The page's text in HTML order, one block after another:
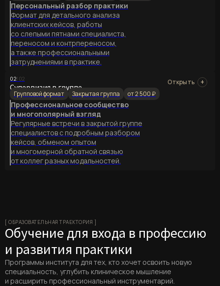
Персональный разбор практики
Формат для детального анализа
клиентских кейсов, работы
со слепыми пятнами специалиста,
переносом и контрпереносом,
а также профессиональными
затруднениями в практике.
02/02
Супервизия в группе
Групповой формат Закрытая группа от 2 500 ₽
Профессиональное сообщество
и многополярный взгляд
Регулярные встречи в закрытой группе
специалистов с подробным разбором
кейсов, обменом опытом
и многомерной обратной связью
от коллег разных модальностей.
[ ОБРАЗОВАТЕЛЬНАЯ ТРАЕКТОРИЯ ]
Обучение для входа в профессию
и развития практики
Программы института для тех, кто хочет освоить новую
специальность, углубить клиническое мышление
и расширить профессиональный инструментарий.